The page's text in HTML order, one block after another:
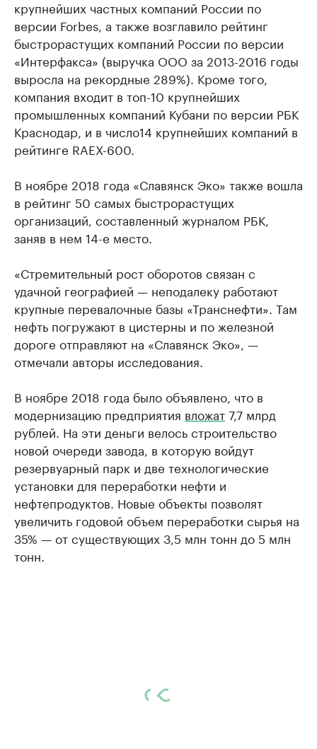
крупнейших частных компаний России по
версии Forbes, а также возглавило рейтинг
быстрорастущих компаний России по версии
«Интерфакса» (выручка ООО за 2013-2016 годы
выросла на рекордные 289%). Кроме того,
компания входит в топ-10 крупнейших
промышленных компаний Кубани по версии РБК
Краснодар, и в число14 крупнейших компаний в
рейтинге RAEX-600.
В ноябре 2018 года «Славянск Эко» также вошла
в рейтинг 50 самых быстрорастущих
организаций, составленный журналом РБК,
заняв в нем 14-е место.
«Стремительный рост оборотов связан с
удачной географией — неподалеку работают
крупные перевалочные базы «Транснефти». Там
нефть погружают в цистерны и по железной
дороге отправляют на «Славянск Эко», —
отмечали авторы исследования.
В ноябре 2018 года было объявлено, что в
модернизацию предприятия вложат7,7 млрд
рублей. На эти деньги велось строительство
новой очереди завода, в которую войдут
резервуарный парк и две технологические
установки для переработки нефти и
нефтепродуктов. Новые объекты позволят
увеличить годовой объем переработки сырья на
35% — от существующих 3,5 млн тонн до 5 млн
тонн.